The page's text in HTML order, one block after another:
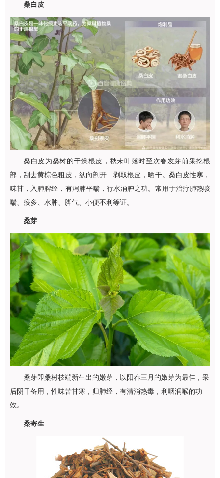
桑白皮
桑白皮为桑树的干燥根皮，秋未叶落时至次春发芽前采挖根
部，刮去黄棕色粗皮，纵向剖开，剥取根皮，晒干。桑白皮性寒，
味甘，入肺脾经，有泻肺平喘，行水消肿之功。常用于治疗肺热咳
喘、痰多、水肿、脚气、小便不利等证。
桑芽
桑芽即桑树枝端新生出的嫩芽，以阳春三月的嫩芽为最佳，采
后阴干备用，性味苦甘寒，归肺经，有清消热毒，利咽润喉的功
效。
桑寄生